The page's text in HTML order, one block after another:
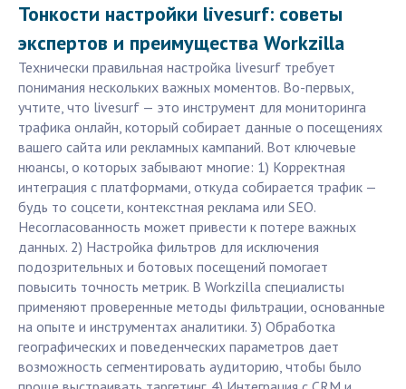
Тонкости настройки livesurf: советы
экспертов и преимущества Workzilla
Технически правильная настройка livesurf требует
понимания нескольких важных моментов. Во-первых,
учтите, что livesurf — это инструмент для мониторинга
трафика онлайн, который собирает данные о посещениях
вашего сайта или рекламных кампаний. Вот ключевые
нюансы, о которых забывают многие: 1) Корректная
интеграция с платформами, откуда собирается трафик —
будь то соцсети, контекстная реклама или SEO.
Несогласованность может привести к потере важных
данных. 2) Настройка фильтров для исключения
подозрительных и ботовых посещений помогает
повысить точность метрик. В Workzilla специалисты
применяют проверенные методы фильтрации, основанные
на опыте и инструментах аналитики. 3) Обработка
географических и поведенческих параметров дает
возможность сегментировать аудиторию, чтобы было